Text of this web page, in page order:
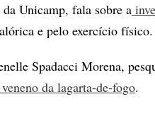
Unicamp, fala sobre a
e pelo exercício físico.
Spadacci Morena,
da lagarta-de-fogo.